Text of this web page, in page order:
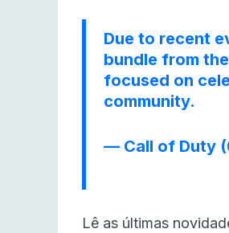
Due to recent
bundle from
focused on
community.
— Call of Duty
Lê as últimas